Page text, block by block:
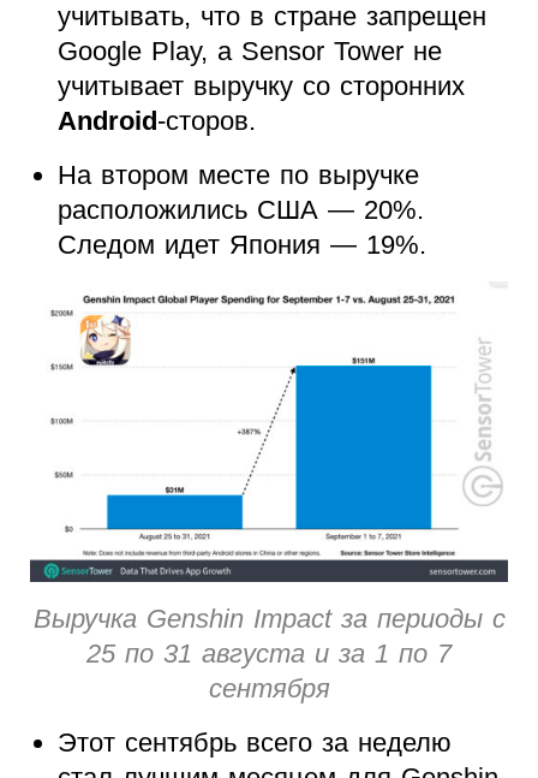
учитывать, что в стране запрещен
Google Play, а Sensor Tower не
учитывает выручку со сторонних
Android -сторов.
На втором месте по выручке
расположились США — 20%.
Следом идет Япония — 19%.
Выручка Genshin Impact за периоды с
25 по 31 августа и за 1 по 7
сентября
Этот сентябрь всего за неделю